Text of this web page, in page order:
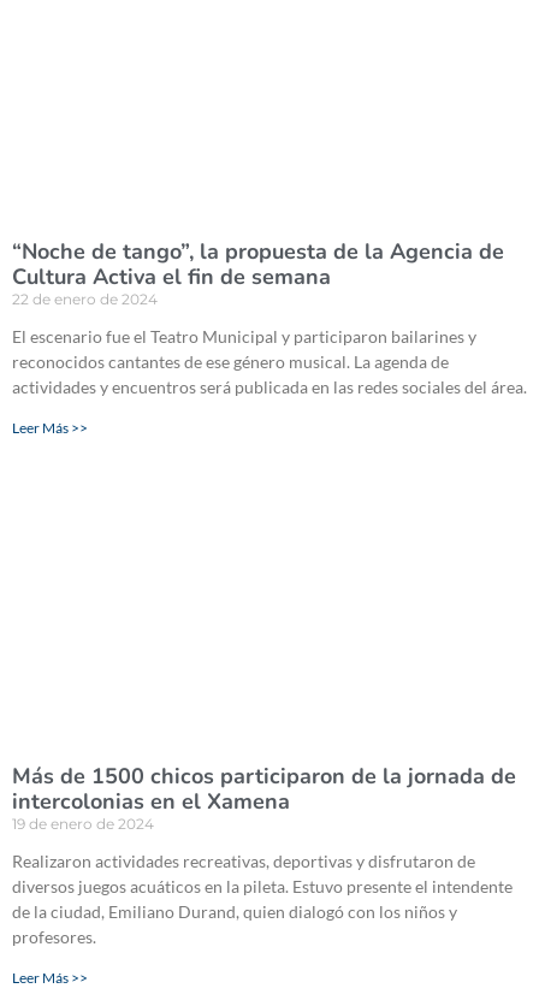
“Noche de tango”, la propuesta de la Agencia de
Cultura Activa el fin de semana
22 de enero de 2024
El escenario fue el Teatro Municipal y participaron bailarines y
reconocidos cantantes de ese género musical. La agenda de
actividades y encuentros será publicada en las redes sociales del área.
Leer Más >>
Más de 1500 chicos participaron de la jornada de
intercolonias en el Xamena
19 de enero de 2024
Realizaron actividades recreativas, deportivas y disfrutaron de
diversos juegos acuáticos en la pileta. Estuvo presente el intendente
de la ciudad, Emiliano Durand, quien dialogó con los niños y
profesores.
Leer Más >>